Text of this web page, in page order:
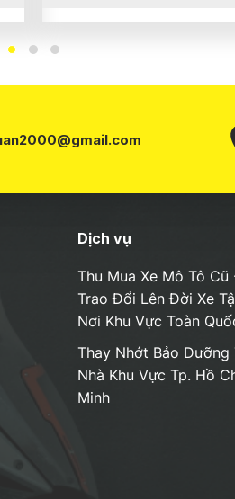
Dịch vụ
Thu Mua Xe Mô Tô Cũ
Trao Đổi Lên Đời Xe
Nơi Khu Vực Toàn
Thay Nhớt Bảo Dưỡng
Nhà Khu Vực Tp. Hồ
Minh